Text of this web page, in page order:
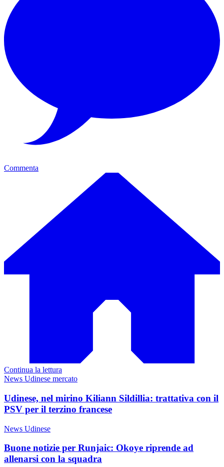
Commenta
Continua la lettura
News Udinese mercato
Udinese, nel mirino Kiliann Sildillia: trattativa con il
PSV per il terzino francese
News Udinese
Buone notizie per Runjaic: Okoye riprende ad
allenarsi con la squadra